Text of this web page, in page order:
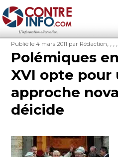
Contre-Info
Publié
le
Publié le 4 mars 2011 Auteur
par Rédaction
Polémiques
XVI opte pour
approche
déicide